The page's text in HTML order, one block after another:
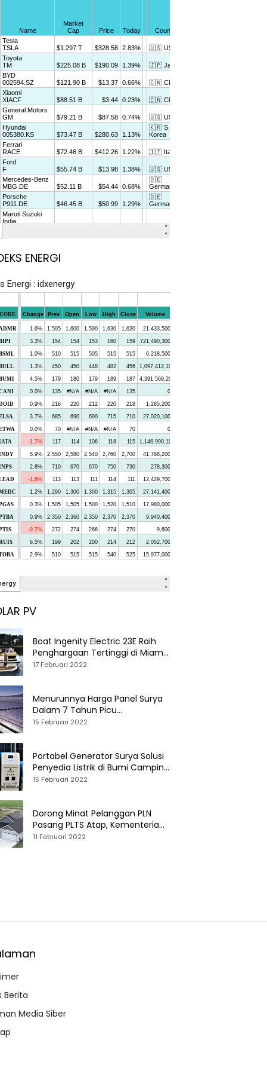
ENERGI
PV
Boat Ingenity Electric 23E Raih
Penghargaan Tertinggi di Miami
International Boat Show
17 Februari 2022
Menurunnya Harga Panel Surya
Dalam 7 Tahun Picu
Tumbuhnya PLTS Global
15 Februari 2022
Portabel Generator Surya Solusi
Penyedia Listrik di Bumi Camping
dan Perkemahan
15 Februari 2022
Dorong Minat Pelanggan PLN
Pasang PLTS Atap, Kementerian
ESDM Luncurkan Paket Hibah SEF
11 Februari 2022
Berita
Media Siber